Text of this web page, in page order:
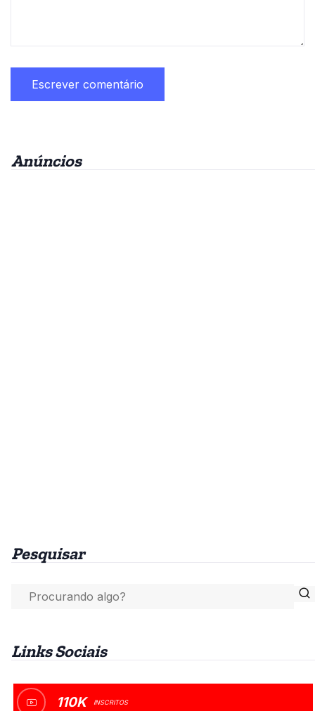
Anúncios
Pesquisar
Links Sociais
110K INSCRITOS